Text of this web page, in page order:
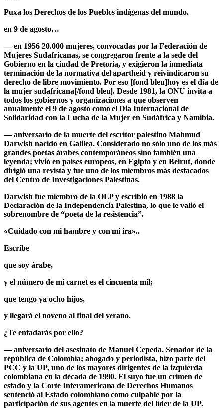
Puxa los Derechos de los Pueblos indígenas del mundo.
en 9 de agosto…
— en 1956 20.000 mujeres, convocadas por la Federación de
Mujeres Sudafricanas, se congregaron frente a la sede del
Gobierno en la ciudad de Pretoria, y exigieron la inmediata
terminación de la normativa del apartheid y reivindicaron su
derecho de libre movimiento. Por eso [fond bleu]hoy es el día de
la mujer sudafricana[/fond bleu]. Desde 1981, la ONU invita a
todos los gobiernos y organizaciones a que observen
anualmente el 9 de agosto como el Dia Internacional de
Solidaridad con la Lucha de la Mujer en Sudáfrica y Namibia.
— aniversario de la muerte del escritor palestino Mahmud
Darwish nacido en Galilea. Considerado no sólo uno de los más
grandes poetas árabes contemporáneos sino también una
leyenda; vivió en países europeos, en Egipto y en Beirut, donde
dirigió una revista y fue uno de los miembros más destacados
del Centro de Investigaciones Palestinas.
Darwish fue miembro de la OLP y escribió en 1988 la
Declaración de la Independencia Palestina, lo que le valió el
sobrenombre de “poeta de la resistencia”.
«Cuidado con mi hambre y con mi ira»..
Escribe
que soy árabe,
y el número de mi carnet es el cincuenta mil;
que tengo ya ocho hijos,
y llegará el noveno al final del verano.
¿Te enfadarás por ello?
— aniversario del asesinato de Manuel Cepeda. Senador de la
república de Colombia; abogado y periodista, hizo parte del
PCC y la UP, uno de los mayores dirigentes de la izquierda
colombiana en la década de 1990. El suyo fue un crimen de
estado y la Corte Interamericana de Derechos Humanos
sentenció al Estado colombiano como culpable por la
participación de sus agentes en la muerte del líder de la UP.